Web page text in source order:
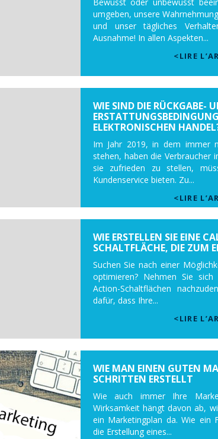
umgeben, unsere
und unser tägliches
Ausnahme! In allen Aspekten...
<LIRE
WIE SIND DIE RÜCKGABE-
ELEKTRONISCHEN
Im Jahr 2019, in dem immer
stehen, haben die Verbraucher
sie zufrieden zu stellen,
Kundenservice bieten. Zu...
<LIRE
WIE ERSTELLEN SIE EINE
SCHALTFLÄCHE, DIE ZUM
Suchen Sie nach einer
optimieren? Nehmen Sie
Action-Schaltflächen
dafür, dass Ihre...
<LIRE
WIE MAN EINEN GUTEN
SCHRITTEN ERSTELLT
Wie auch immer Ihre
Wirksamkeit hängt davon ab,
ein Marketingplan da. Wie ein
die Erstellung eines...